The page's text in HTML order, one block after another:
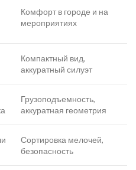
Комфорт в городе и на
мероприятиях
Компактный вид,
аккуратный силуэт
Грузоподъемность,
аккуратная геометрия
Сортировка мелочей,
безопасность